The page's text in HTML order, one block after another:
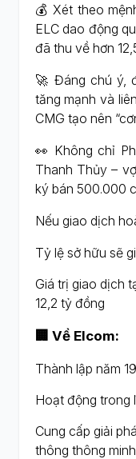
💰 Xét theo
ELC dao động
đã thu về hơn
🚀 Đáng chú ý,
tăng mạnh và
CMG tạo nên
👀 Không chỉ
Thanh Thủy –
ký bán 500.000
Nếu giao dịch
Tỷ lệ sở hữu sẽ
Giá trị giao dịch
12,2 tỷ đồng
🏢 Về Elcom:
Thành lập năm
Hoạt động trong
Cung cấp giải
thông thông